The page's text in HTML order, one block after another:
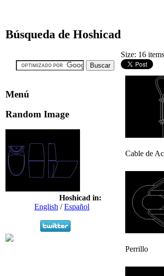
Búsqueda de Hoshicad
Menú
Random Image
Hoshicad in:
English /Español
Size: 16 items
Cable de
Perrillo